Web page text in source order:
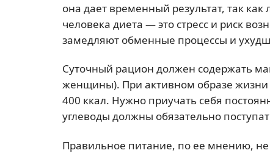
она дает временный результат, так
человека диета — это стресс и риск
замедляют обменные процессы и
Суточный рацион должен содержать
женщины). При активном образе жизни
400 ккал. Нужно приучать себя
углеводы должны обязательно
Правильное питание, по ее мнению,